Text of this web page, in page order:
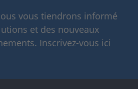
vous tiendrons informé
et des nouveaux
Inscrivez-vous ici